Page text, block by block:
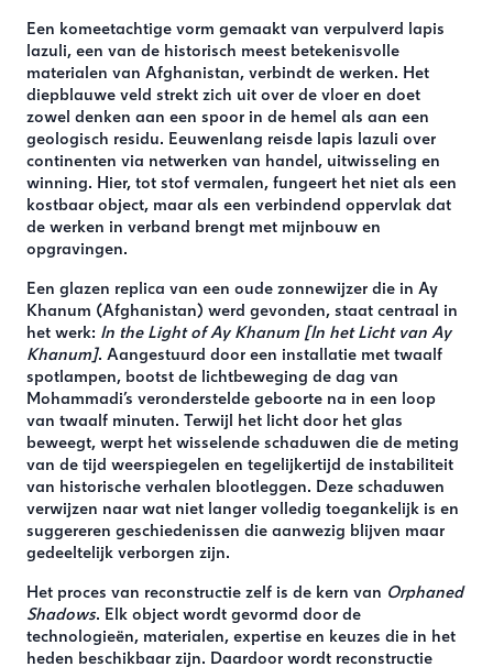
Een komeetachtige vorm gemaakt van verpulverd lapis
lazuli, een van de historisch meest betekenisvolle
materialen van Afghanistan, verbindt de werken. Het
diepblauwe veld strekt zich uit over de vloer en doet
zowel denken aan een spoor in de hemel als aan een
geologisch residu. Eeuwenlang reisde lapis lazuli over
continenten via netwerken van handel, uitwisseling en
winning. Hier, tot stof vermalen, fungeert het niet als een
kostbaar object, maar als een verbindend oppervlak dat
de werken in verband brengt met mijnbouw en
opgravingen.
Een glazen replica van een oude zonnewijzer die in Ay
Khanum (Afghanistan) werd gevonden, staat centraal in
het werk: In the Light of Ay Khanum [In het Licht van Ay
Khanum]. Aangestuurd door een installatie met twaalf
spotlampen, bootst de lichtbeweging de dag van
Mohammadi’s veronderstelde geboorte na in een loop
van twaalf minuten. Terwijl het licht door het glas
beweegt, werpt het wisselende schaduwen die de meting
van de tijd weerspiegelen en tegelijkertijd de instabiliteit
van historische verhalen blootleggen. Deze schaduwen
verwijzen naar wat niet langer volledig toegankelijk is en
suggereren geschiedenissen die aanwezig blijven maar
gedeeltelijk verborgen zijn.
Het proces van reconstructie zelf is de kern van Orphaned
Shadows. Elk object wordt gevormd door de
technologieën, materialen, expertise en keuzes die in het
heden beschikbaar zijn. Daardoor wordt reconstructie